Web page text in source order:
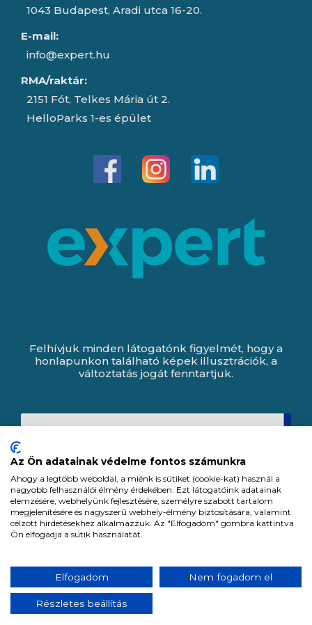
1043 Budapest, Aradi utca 16-20.
E-mail:
info@expert.hu
RMA/raktár:
2151 Fót, Telkes Mária út 2.
HelloParks 1-es épület
Felhívjuk minden látogatónk figyelmét, hogy a
honlapunkon található képek illusztrációk, a
változtatás jogát fenntartjuk.
Minden jog fenntartva. All rights reserved.
Tervezte és készítette:
Vision-Software, az Octopus 8 ERP forgalmazója.
Az Ön adatainak védelme fontos számunkra
Ahogy a legtöbb weboldal, a miénk is sütiket (cookie-kat) használ a
nagyobb felhasználói élmény érdekében. Ezt látogatóink adatainak
elemzésére, webhelyünk fejlesztésére, személyre szabott tartalom
megjelenítésére és nagyszerű webhely-élmény biztosítására, valamint
célzott hirdetésekhez alkalmazzuk. Az "Elfogadom" gombra kattintva
Ön elfogadja a sütik használatát.
Elfogadom Nem fogadom el
Részletes beállítás